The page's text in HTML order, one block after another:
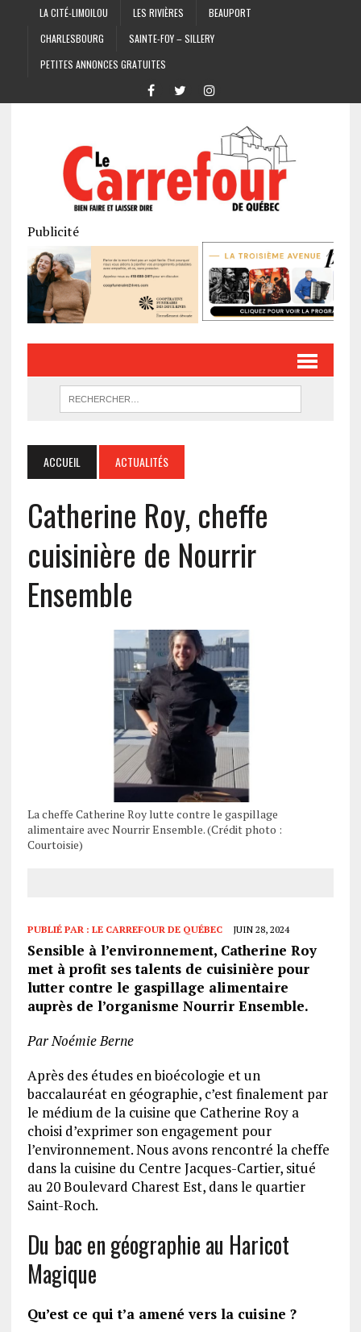
LA CITÉ-LIMOILOU LES RIVIÈRES
BEAUPORT
CHARLESBOURG
SAINTE-FOY – SILLERY
PETITES ANNONCES GRATUITES
Publicité
ACCUEIL ACTUALITÉS
Catherine Roy, cheffe
cuisinière de Nourrir
Ensemble
La cheffe Catherine Roy lutte contre le gaspillage
alimentaire avec Nourrir Ensemble. (Crédit photo :
Courtoisie)
PUBLIÉ PAR : LE CARREFOUR DE QUÉBEC JUIN 28, 2024
Sensible à l’environnement, Catherine Roy
met à profit ses talents de cuisinière pour
lutter contre le gaspillage alimentaire
auprès de l’organisme Nourrir Ensemble.
Par Noémie Berne
Après des études en bioécologie et un
baccalauréat en géographie, c’est finalement par
le médium de la cuisine que Catherine Roy a
choisi d’exprimer son engagement pour
l’environnement. Nous avons rencontré la cheffe
dans la cuisine du Centre Jacques-Cartier, situé
au 20 Boulevard Charest Est, dans le quartier
Saint-Roch.
Du bac en géographie au Haricot
Magique
Qu’est ce qui t’a amené vers la cuisine ?